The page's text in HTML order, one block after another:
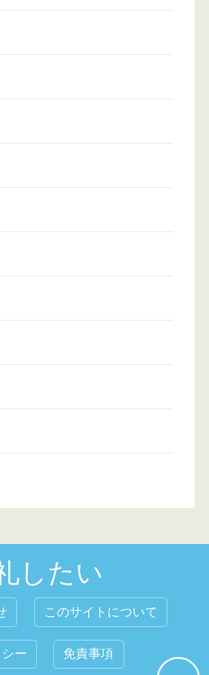
したい
このサイトについて
ー 免責事項